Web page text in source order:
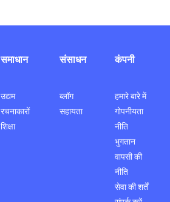
समाधान
उद्यम
रचनाकारों
शिक्षा
संसाधन
ब्लॉग
सहायता
कंपनी
हमारे बारे में
गोपनीयता
नीति
भुगतान
वापसी की
नीति
सेवा की शर्तें